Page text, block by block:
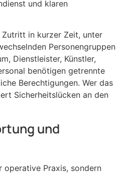
und klaren
Zutritt in kurzer Zeit, unter
Personengruppen
Dienstleister, Künstler,
benötigen getrennte
Berechtigungen. Wer das
Sicherheitslücken an den
und
Praxis, sondern